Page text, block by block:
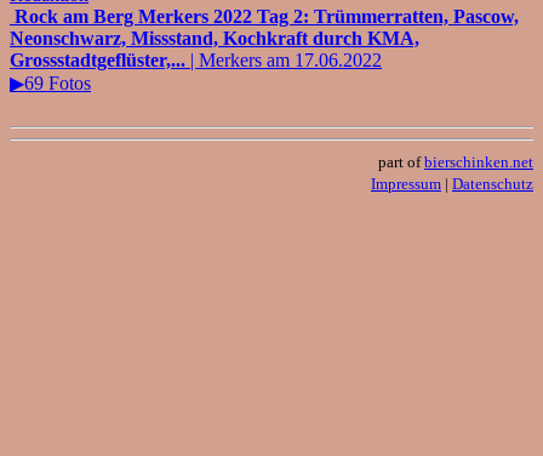
Rock am Berg Merkers 2022 Tag 2: Trümmerratten, Pascow,
Neonschwarz, Missstand, Kochkraft durch KMA,
Grossstadtgeflüster,... | Merkers am 17.06.2022
▶69 Fotos
part ofbierschinken.net
Impressum | Datenschutz